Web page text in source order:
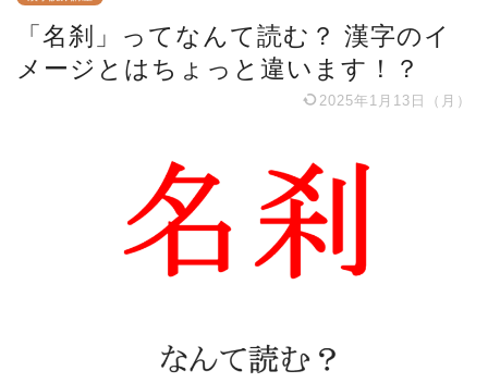
「名刹」ってなんて読む？ 漢字のイ
メージとはちょっと違います！？
2025年1月13日（月）